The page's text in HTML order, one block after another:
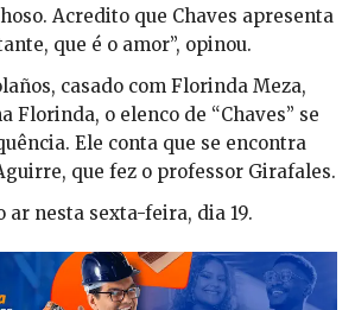
Acredito que Chaves apresenta
que é o amor”, opinou.
casado com Florinda Meza,
Florinda, o elenco de “Chaves” se
Ele conta que se encontra
que fez o professor Girafales.
ar nesta sexta-feira, dia 19.